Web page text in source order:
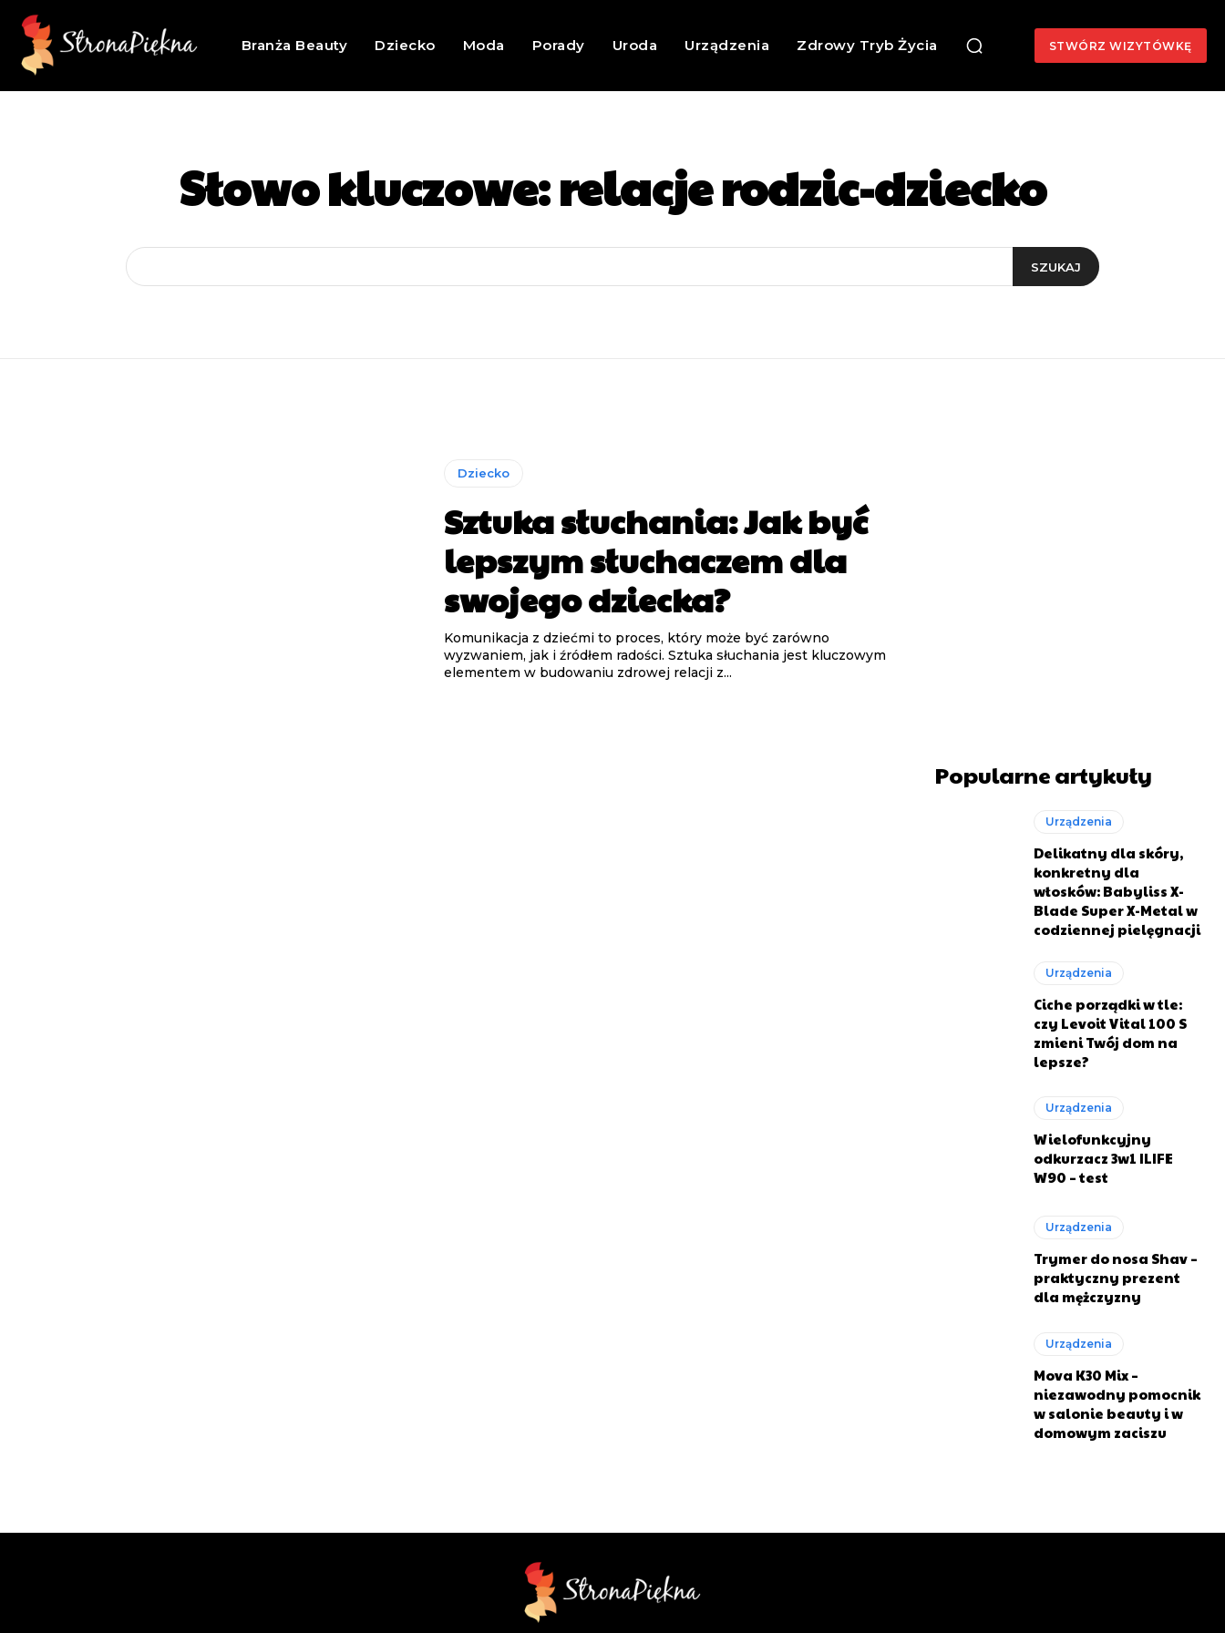
Zarejestruj się na stronapiekna.pl, aby otrzymać dostęp do poradników przeznaczonych dla branży beauty. To znakomite rozwiązanie dla osób prowadzących salony
Zarejestruj się na stronapiekna.pl, aby otrzymać dostęp do poradników przeznaczonych dla branży beauty. To znakomite rozwiązanie dla osób prowadzących salony
Branża Beauty Dziecko Moda Porady Uroda Urządzenia Zdrowy Tryb Życia STWÓRZ WIZYTÓWKĘ
Słowo kluczowe:relacje rodzic-dziecko
SZUKAJ
Dziecko
Sztuka słuchania: Jak być
lepszym słuchaczem dla
swojego dziecka?
Komunikacja z dziećmi to proces, który może być zarówno
wyzwaniem, jak i źródłem radości. Sztuka słuchania jest kluczowym
elementem w budowaniu zdrowej relacji z...
Popularne artykuły
Urządzenia
Delikatny dla skóry,
konkretny dla
włosków: Babyliss X-
Blade Super X-Metal w
codziennej pielęgnacji
Urządzenia
Ciche porządki w tle:
czy Levoit Vital 100 S
zmieni Twój dom na
lepsze?
Urządzenia
Wielofunkcyjny
odkurzacz 3w1 ILIFE
W90 – test
Urządzenia
Trymer do nosa Shav –
praktyczny prezent
dla mężczyzny
Urządzenia
Mova K30 Mix –
niezawodny pomocnik
w salonie beauty i w
domowym zaciszu